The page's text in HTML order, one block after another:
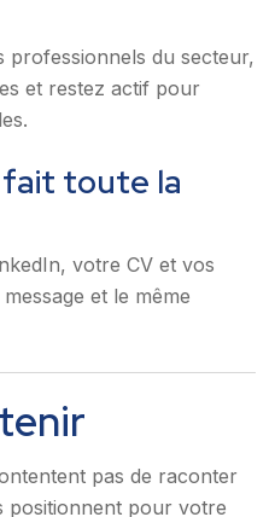
professionnels du secteur,
et restez actif pour
fait toute la
votre CV et vos
et le même
pas de raconter
pour votre